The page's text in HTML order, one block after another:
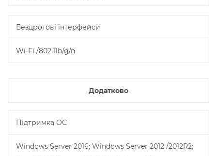
Бездротові інтерфейси
Wi-Fi /802.11b/g/n
Додатково
Підтримка ОС
Windows Server 2016; Windows Server 2012 /2012R2;